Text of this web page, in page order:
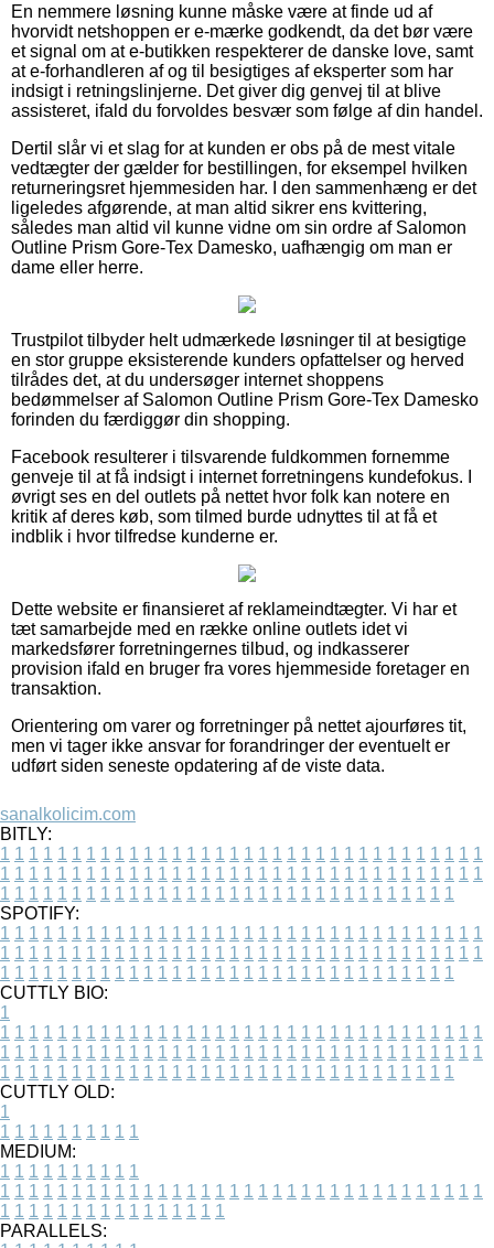
En nemmere løsning kunne måske være at finde ud af
hvorvidt netshoppen er e-mærke godkendt, da det bør være
et signal om at e-butikken respekterer de danske love, samt
at e-forhandleren af og til besigtiges af eksperter som har
indsigt i retningslinjerne. Det giver dig genvej til at blive
assisteret, ifald du forvoldes besvær som følge af din handel.
Dertil slår vi et slag for at kunden er obs på de mest vitale
vedtægter der gælder for bestillingen, for eksempel hvilken
returneringsret hjemmesiden har. I den sammenhæng er det
ligeledes afgørende, at man altid sikrer ens kvittering,
således man altid vil kunne vidne om sin ordre af Salomon
Outline Prism Gore-Tex Damesko, uafhængig om man er
dame eller herre.
Trustpilot tilbyder helt udmærkede løsninger til at besigtige
en stor gruppe eksisterende kunders opfattelser og herved
tilrådes det, at du undersøger internet shoppens
bedømmelser af Salomon Outline Prism Gore-Tex Damesko
forinden du færdiggør din shopping.
Facebook resulterer i tilsvarende fuldkommen fornemme
genveje til at få indsigt i internet forretningens kundefokus. I
øvrigt ses en del outlets på nettet hvor folk kan notere en
kritik af deres køb, som tilmed burde udnyttes til at få et
indblik i hvor tilfredse kunderne er.
Dette website er finansieret af reklameindtægter. Vi har et
tæt samarbejde med en række online outlets idet vi
markedsfører forretningernes tilbud, og indkasserer
provision ifald en bruger fra vores hjemmeside foretager en
transaktion.
Orientering om varer og forretninger på nettet ajourføres tit,
men vi tager ikke ansvar for forandringer der eventuelt er
udført siden seneste opdatering af de viste data.
sanalkolicim.com
BITLY:
1 1 1 1 1 1 1 1 1 1 1 1 1 1 1 1 1 1 1 1 1 1 1 1 1 1 1 1 1 1 1 1 1 1
1 1 1 1 1 1 1 1 1 1 1 1 1 1 1 1 1 1 1 1 1 1 1 1 1 1 1 1 1 1 1 1 1 1
1 1 1 1 1 1 1 1 1 1 1 1 1 1 1 1 1 1 1 1 1 1 1 1 1 1 1 1 1 1 1 1
SPOTIFY:
1 1 1 1 1 1 1 1 1 1 1 1 1 1 1 1 1 1 1 1 1 1 1 1 1 1 1 1 1 1 1 1 1 1
1 1 1 1 1 1 1 1 1 1 1 1 1 1 1 1 1 1 1 1 1 1 1 1 1 1 1 1 1 1 1 1 1 1
1 1 1 1 1 1 1 1 1 1 1 1 1 1 1 1 1 1 1 1 1 1 1 1 1 1 1 1 1 1 1 1
CUTTLY BIO:
1
1 1 1 1 1 1 1 1 1 1 1 1 1 1 1 1 1 1 1 1 1 1 1 1 1 1 1 1 1 1 1 1 1 1
1 1 1 1 1 1 1 1 1 1 1 1 1 1 1 1 1 1 1 1 1 1 1 1 1 1 1 1 1 1 1 1 1 1
1 1 1 1 1 1 1 1 1 1 1 1 1 1 1 1 1 1 1 1 1 1 1 1 1 1 1 1 1 1 1 1
CUTTLY OLD:
1
1 1 1 1 1 1 1 1 1 1
MEDIUM:
1 1 1 1 1 1 1 1 1 1
1 1 1 1 1 1 1 1 1 1 1 1 1 1 1 1 1 1 1 1 1 1 1 1 1 1 1 1 1 1 1 1 1 1
1 1 1 1 1 1 1 1 1 1 1 1 1 1 1 1
PARALLELS: